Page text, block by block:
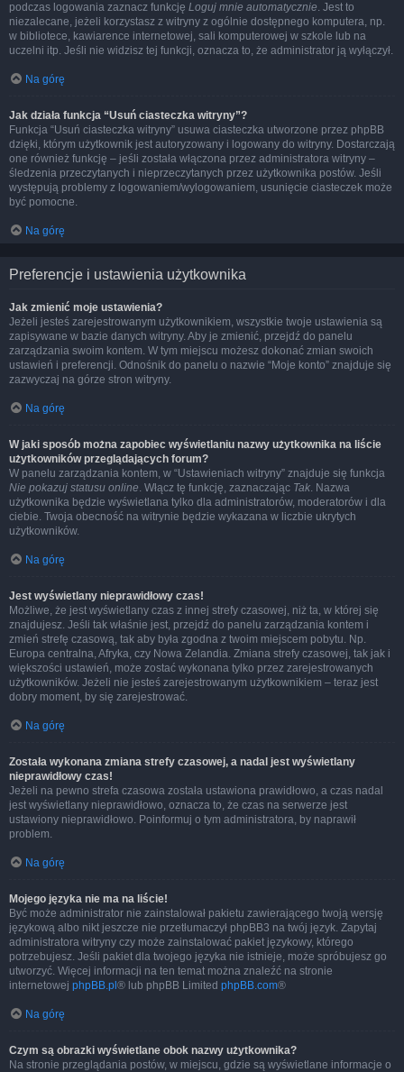
podczas logowania zaznacz funkcję Loguj mnie automatycznie. Jest to
niezalecane, jeżeli korzystasz z witryny z ogólnie dostępnego komputera, np.
w bibliotece, kawiarence internetowej, sali komputerowej w szkole lub na
uczelni itp. Jeśli nie widzisz tej funkcji, oznacza to, że administrator ją wyłączył.
Na górę
Jak działa funkcja “Usuń ciasteczka witryny”?
Funkcja “Usuń ciasteczka witryny” usuwa ciasteczka utworzone przez phpBB
dzięki, którym użytkownik jest autoryzowany i logowany do witryny. Dostarczają
one również funkcję – jeśli została włączona przez administratora witryny –
śledzenia przeczytanych i nieprzeczytanych przez użytkownika postów. Jeśli
występują problemy z logowaniem/wylogowaniem, usunięcie ciasteczek może
być pomocne.
Na górę
Preferencje i ustawienia użytkownika
Jak zmienić moje ustawienia?
Jeżeli jesteś zarejestrowanym użytkownikiem, wszystkie twoje ustawienia są
zapisywane w bazie danych witryny. Aby je zmienić, przejdź do panelu
zarządzania swoim kontem. W tym miejscu możesz dokonać zmian swoich
ustawień i preferencji. Odnośnik do panelu o nazwie “Moje konto” znajduje się
zazwyczaj na górze stron witryny.
Na górę
W jaki sposób można zapobiec wyświetlaniu nazwy użytkownika na liście
użytkowników przeglądających forum?
W panelu zarządzania kontem, w “Ustawieniach witryny” znajduje się funkcja
Nie pokazuj statusu online. Włącz tę funkcję, zaznaczając Tak. Nazwa
użytkownika będzie wyświetlana tylko dla administratorów, moderatorów i dla
ciebie. Twoja obecność na witrynie będzie wykazana w liczbie ukrytych
użytkowników.
Na górę
Jest wyświetlany nieprawidłowy czas!
Możliwe, że jest wyświetlany czas z innej strefy czasowej, niż ta, w której się
znajdujesz. Jeśli tak właśnie jest, przejdź do panelu zarządzania kontem i
zmień strefę czasową, tak aby była zgodna z twoim miejscem pobytu. Np.
Europa centralna, Afryka, czy Nowa Zelandia. Zmiana strefy czasowej, tak jak i
większości ustawień, może zostać wykonana tylko przez zarejestrowanych
użytkowników. Jeżeli nie jesteś zarejestrowanym użytkownikiem – teraz jest
dobry moment, by się zarejestrować.
Na górę
Została wykonana zmiana strefy czasowej, a nadal jest wyświetlany
nieprawidłowy czas!
Jeżeli na pewno strefa czasowa została ustawiona prawidłowo, a czas nadal
jest wyświetlany nieprawidłowo, oznacza to, że czas na serwerze jest
ustawiony nieprawidłowo. Poinformuj o tym administratora, by naprawił
problem.
Na górę
Mojego języka nie ma na liście!
Być może administrator nie zainstalował pakietu zawierającego twoją wersję
językową albo nikt jeszcze nie przetłumaczył phpBB3 na twój język. Zapytaj
administratora witryny czy może zainstalować pakiet językowy, którego
potrzebujesz. Jeśli pakiet dla twojego języka nie istnieje, może spróbujesz go
utworzyć. Więcej informacji na ten temat można znaleźć na stronie
internetowej phpBB.pl ® lub phpBB Limited phpBB.com®
Na górę
Czym są obrazki wyświetlane obok nazwy użytkownika?
Na stronie przeglądania postów, w miejscu, gdzie są wyświetlane informacje o